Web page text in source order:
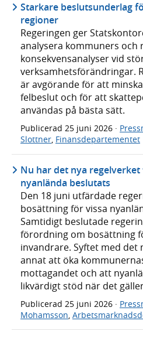
Starkare beslutsunderlag
regioner
Regeringen ger
analysera kommuners och
konsekvensanalyser vid
verksamhetsförändringar.
är avgörande för att
felbeslut och för att
användas på bästa sätt.
Publicerad 25 juni 2026 ·
Slottner, Finansdepartementet
Nu har det nya
nyanlända beslutats
Den 18 juni utfärdade
bosättning för vissa
Samtidigt beslutade
förordning om bosättning
invandrare. Syftet med det
annat att öka
mottagandet och att
likvärdigt stöd när det
Publicerad 25 juni 2026 ·
Mohamsson,